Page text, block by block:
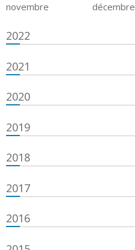
novembre
décembre
2022
2021
2020
2019
2018
2017
2016